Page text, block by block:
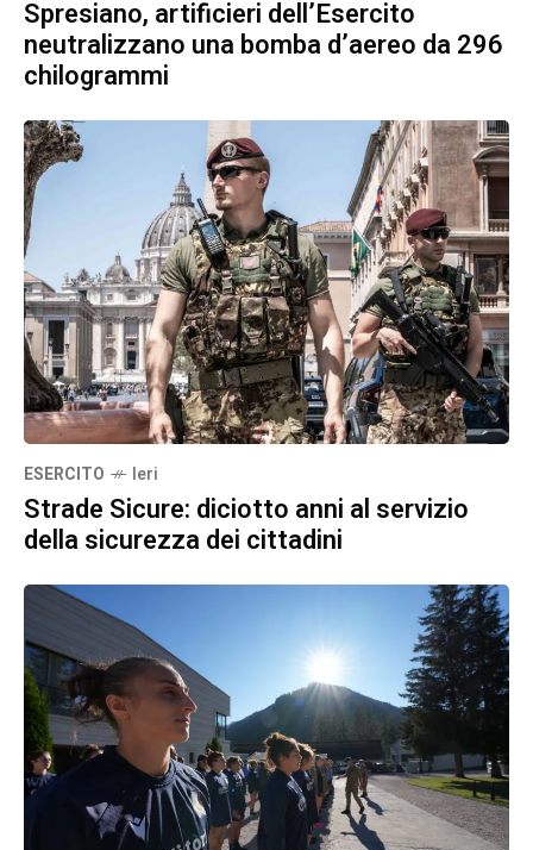
Spresiano, artificieri dell’Esercito
neutralizzano una bomba d’aereo da 296
chilogrammi
ESERCITO Ieri
Strade Sicure: diciotto anni al servizio
della sicurezza dei cittadini